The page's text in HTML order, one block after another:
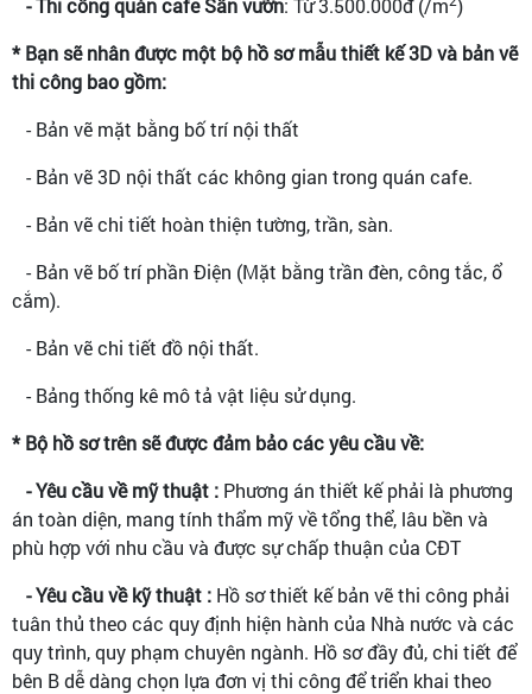
- Thi công quán cafe Sân vườn: Từ 3.500.000đ (/m )
* Bạn sẽ nhân được một bộ hồ sơ mẫu thiết kế 3D và bản vẽ
thi công bao gồm:
- Bản vẽ mặt bằng bố trí nội thất
- Bản vẽ 3D nội thất các không gian trong quán cafe.
- Bản vẽ chi tiết hoàn thiện tường, trần, sàn.
- Bản vẽ bố trí phần Điện (Mặt bằng trần đèn, công tắc, ổ
cắm).
- Bản vẽ chi tiết đồ nội thất.
- Bảng thống kê mô tả vật liệu sử dụng.
* Bộ hồ sơ trên sẽ được đảm bảo các yêu cầu về:
- Yêu cầu về mỹ thuật : Phương án thiết kế phải là phương
án toàn diện, mang tính thẩm mỹ về tổng thể, lâu bền và
phù hợp với nhu cầu và được sự chấp thuận của CĐT
- Yêu cầu về kỹ thuật : Hồ sơ thiết kế bản vẽ thi công phải
tuân thủ theo các quy định hiện hành của Nhà nước và các
quy trình, quy phạm chuyên ngành. Hồ sơ đầy đủ, chi tiết để
bên B dễ dàng chọn lựa đơn vị thi công để triển khai theo